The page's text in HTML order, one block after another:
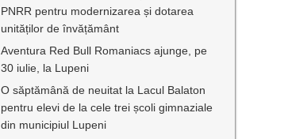
PNRR pentru modernizarea și dotarea
unităților de învățământ
Aventura Red Bull Romaniacs ajunge, pe
30 iulie, la Lupeni
O săptămână de neuitat la Lacul Balaton
pentru elevi de la cele trei școli gimnaziale
din municipiul Lupeni